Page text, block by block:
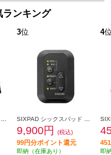
ランキング
3位
9,900円 (税込)
99円分ポイント還元
即納（在庫あり）
4
即